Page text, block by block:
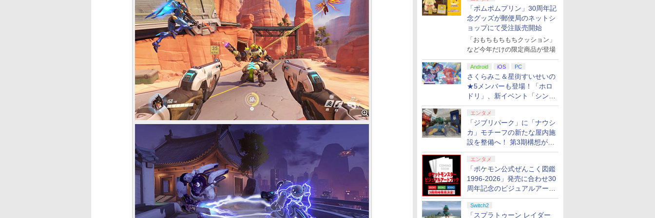
「ポムポムプリン」30周年記
念グッズが郵便局のネットシ
ョップにて受注販売開始
「おもちもちもちクッション」
など今年だけの限定商品が登場
Android iOS PC
さくらみこ＆星街すいせいの
★5メンバーも登場！「ホロ
ドリ」、新イベント「シンク
ロする夏のスパークル」がス
タート
エンタメ
「ジブリパーク」に「ナウシ
カ」モチーフの新たな屋内施
設を整備へ！ 第3期構想が公
開
エンタメ
「ポケモン公式ぜんこく図鑑
1996-2026」発売に合わせ30
周年記念のビジュアルアート
ブック3冊同時発売が決定
Switch2
「スプラトゥーン レイダー